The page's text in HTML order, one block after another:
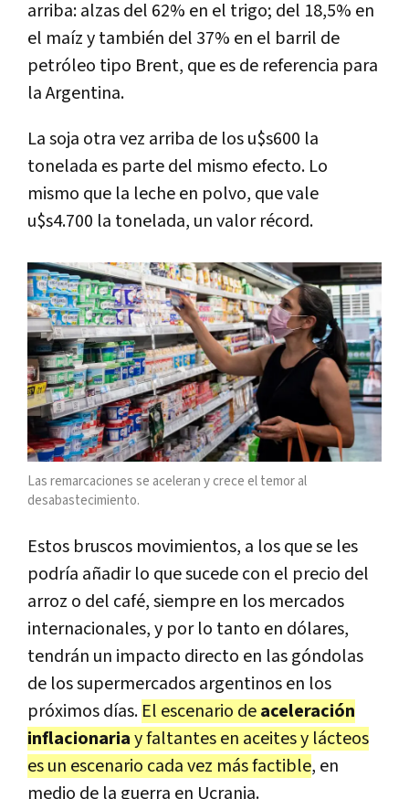
arriba: alzas del 62% en el trigo; del 18,5% en
el maíz y también del 37% en el barril de
petróleo tipo Brent, que es de referencia para
la Argentina.
La soja otra vez arriba de los u$s600 la
tonelada es parte del mismo efecto. Lo
mismo que la leche en polvo, que vale
u$s4.700 la tonelada, un valor récord.
Las remarcaciones se aceleran y crece el temor al
desabastecimiento.
Estos bruscos movimientos, a los que se les
podría añadir lo que sucede con el precio del
arroz o del café, siempre en los mercados
internacionales, y por lo tanto en dólares,
tendrán un impacto directo en las góndolas
de los supermercados argentinos en los
próximos días. El escenario deaceleración
inflacionariay faltantes en aceites y lácteos
es un escenario cada vez más factible, en
medio de la guerra en Ucrania.